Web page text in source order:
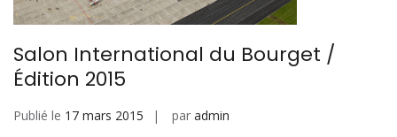
Salon International du Bourget /
Édition 2015
Publié le 17 mars 2015 par admin